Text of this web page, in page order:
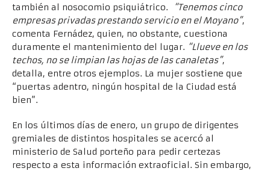
también al nosocomio psiquiátrico.
“Tenemos cinco
empresas privadas prestando servicio en el Moyano”,
comenta Fernádez, quien, no obstante, cuestiona
duramente el mantenimiento del lugar. “Llueve en los
techos, no se limpian las hojas de las canaletas”,
detalla, entre otros ejemplos. La mujer sostiene que
“puertas adentro, ningún hospital de la Ciudad está
bien”.
En los últimos días de enero, un grupo de dirigentes
gremiales de distintos hospitales se acercó al
ministerio de Salud porteño para pedir certezas
respecto a esta información extraoficial. Sin embargo,